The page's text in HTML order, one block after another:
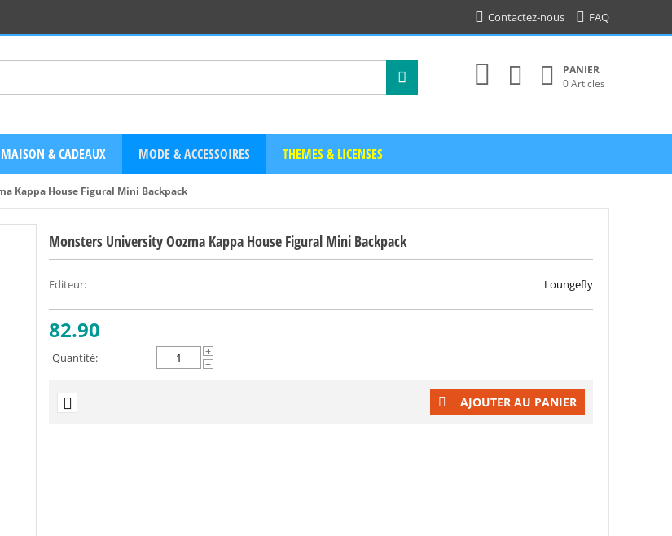
Contactez-nous FAQ
PANIER
0 Articles
MAISON & CADEAUX MODE & ACCESSOIRES THEMES & LICENSES
Kappa House Figural Mini Backpack
Monsters University Oozma Kappa House Figural Mini Backpack
Editeur: Loungefly
82.90
Quantité:
+
−
AJOUTER AU PANIER